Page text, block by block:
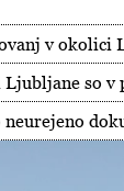
v okolici
Ljubljane so v